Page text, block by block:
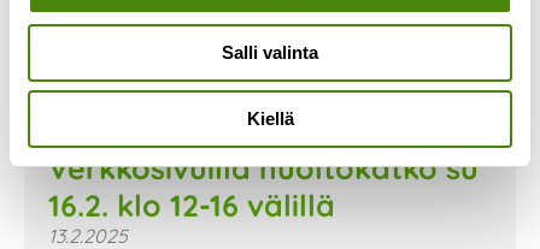
Salli valinta
Kiellä
Verkkosivuilla huoltokatko su
16.2. klo 12-16 välillä
13.2.2025